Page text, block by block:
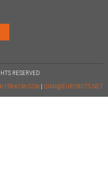
RESERVED
158-6136-5236 | QIAN@EUROBOTS.NET